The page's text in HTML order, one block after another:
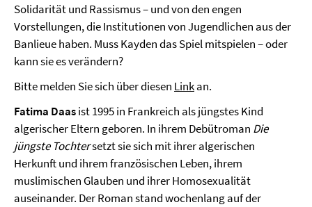
Solidarität und Rassismus – und von den engen
Vorstellungen, die Institutionen von Jugendlichen aus der
Banlieue haben. Muss Kayden das Spiel mitspielen – oder
kann sie es verändern?
Bitte melden Sie sich über diesen Linkan.
Fatima Daasist 1995 in Frankreich als jüngstes Kind
algerischer Eltern geboren. In ihrem Debütroman Die
jüngste Tochtersetzt sie sich mit ihrer algerischen
Herkunft und ihrem französischen Leben, ihrem
muslimischen Glauben und ihrer Homosexualität
auseinander. Der Roman stand wochenlang auf der